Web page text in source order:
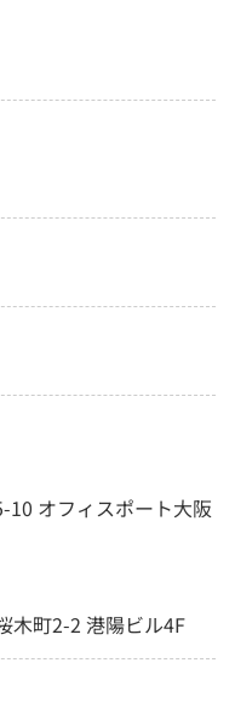
10 オフィスポート大阪
木町2-2 港陽ビル4F